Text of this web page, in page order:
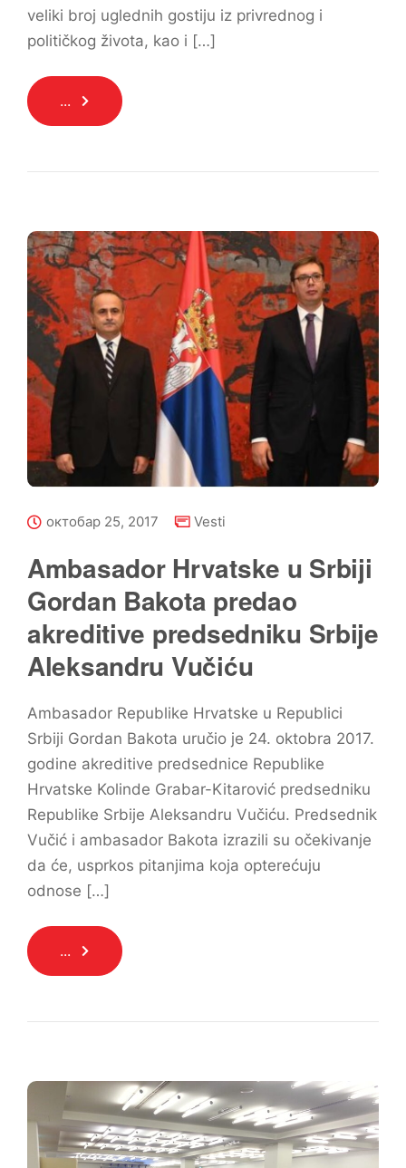
veliki broj uglednih gostiju iz privrednog i
političkog života, kao i […]
...
октобар 25, 2017 Vesti
Ambasador Hrvatske u Srbiji
Gordan Bakota predao
akreditive predsedniku Srbije
Aleksandru Vučiću
Ambasador Republike Hrvatske u Republici
Srbiji Gordan Bakota uručio je 24. oktobra 2017.
godine akreditive predsednice Republike
Hrvatske Kolinde Grabar-Kitarović predsedniku
Rеpublikе Srbijе Aleksandru Vučiću. Predsednik
Vučić i ambasador Bakota izrazili su očekivanje
da ćе, usprkos pitanjima koja opterećuju
odnose […]
...